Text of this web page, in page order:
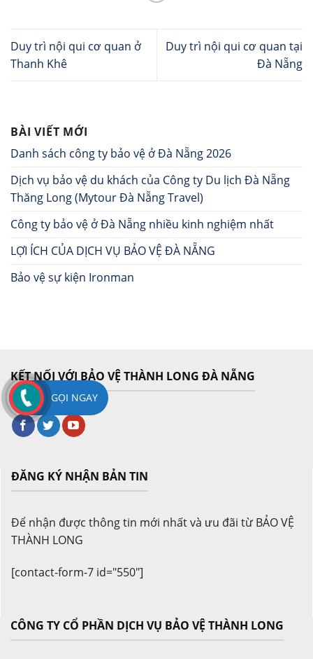
Duy trì nội qui cơ quan ở
Thanh Khê
Duy trì nội qui cơ quan tại
Đà Nẵng
BÀI VIẾT MỚI
Danh sách công ty bảo vệ ở Đà Nẵng 2026
Dịch vụ bảo vệ du khách của Công ty Du lịch Đà Nẵng
Thăng Long (Mytour Đà Nẵng Travel)
Công ty bảo vệ ở Đà Nẵng nhiều kinh nghiệm nhất
LỢI ÍCH CỦA DỊCH VỤ BẢO VỆ ĐÀ NẴNG
Bảo vệ sự kiện Ironman
KẾT NỐI VỚI BẢO VỆ THÀNH LONG ĐÀ NẴNG
ĐĂNG KÝ NHẬN BẢN TIN
Để nhận được thông tin mới nhất và ưu đãi từ BẢO VỆ
THÀNH LONG
[contact-form-7 id="550"]
CÔNG TY CỔ PHẦN DỊCH VỤ BẢO VỆ THÀNH LONG
GỌI NGAY